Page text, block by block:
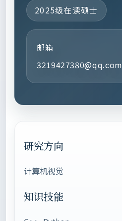
2025级在读硕士
邮箱
3219427380@qq.com
研究方向
计算机视觉
知识技能